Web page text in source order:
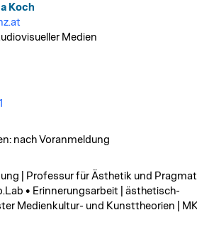
Koch
Medien
nach Voranmeldung
| Professur für Ästhetik und
• Erinnerungsarbeit | ästhetisch-
Medienkultur- und Kunsttheorien |